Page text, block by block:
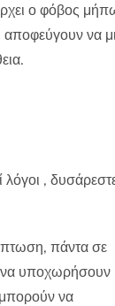
ο φόβος
αποφεύγουν να
λόγοι ,
πάντα σε
να υποχωρήσουν
μπορούν να